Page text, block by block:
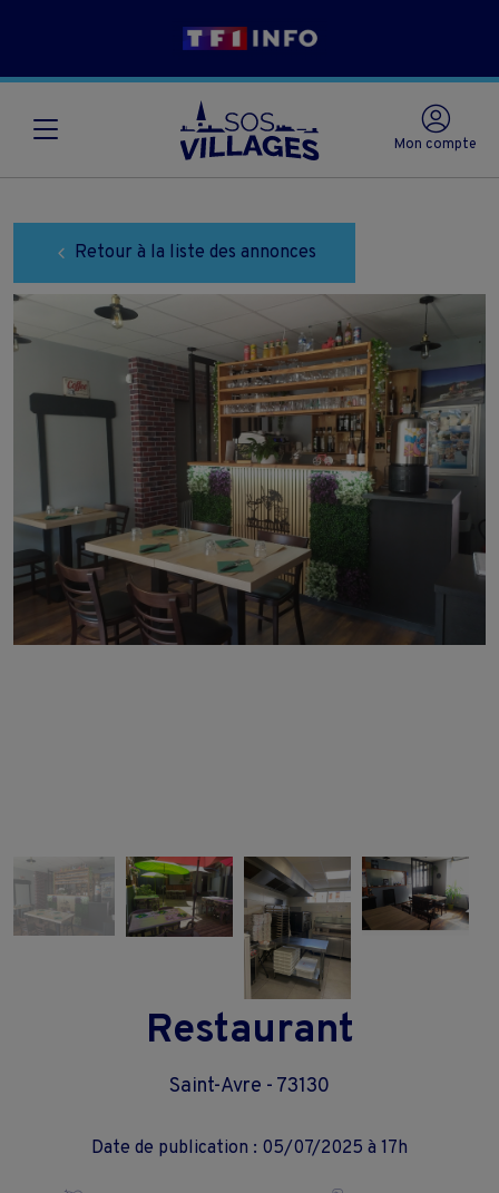
Mon compte
Retour à la liste des annonces
Restaurant
Saint-Avre - 73130
Date de publication : 05/07/2025 à 17h